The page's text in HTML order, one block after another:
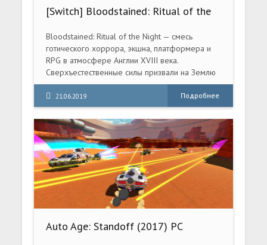
противники.
[Switch] Bloodstained: Ritual of the
Night [NSP][RUS/Multi9]
Bloodstained: Ritual of the Night — смесь
готического хоррора, экшна, платформера и
RPG в атмосфере Англии XVIII века.
Сверхъестественные силы призвали на Землю
замок, населенный демонами, и
кристаллы-«осколки», полные магической силы.
Играйте за Мириам — сироту, чье тело
медленно превращается в кристалл из-за
алхимического проклятия.
21.06.2019 Подробнее
Auto Age: Standoff (2017) PC